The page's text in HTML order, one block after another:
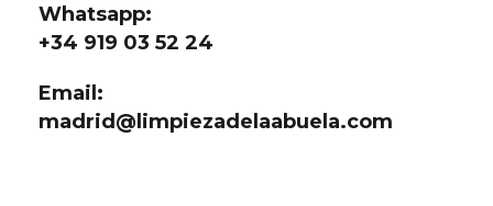
Whatsapp:
+34 919 03 52 24
Email:
madrid@limpiezadelaabuela.com